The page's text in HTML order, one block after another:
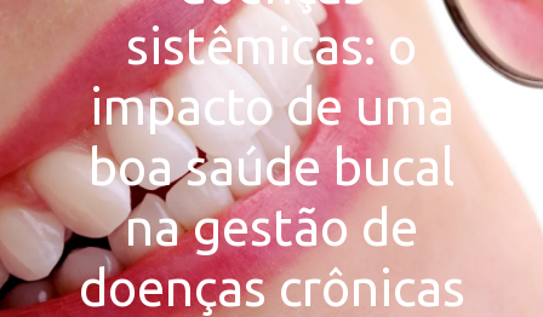
sistêmicas: o
impacto de uma
boa saúde bucal
na gestão de
doenças crônicas